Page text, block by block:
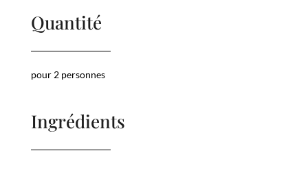
Quantité
pour 2 personnes
Ingrédients